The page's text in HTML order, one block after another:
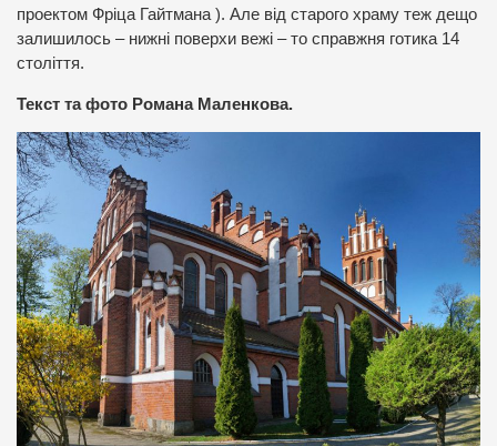
проектом Фріца Гайтмана ). Але від старого храму теж дещо
залишилось – нижні поверхи вежі – то справжня готика 14
століття.
Текст та фото Романа Маленкова.